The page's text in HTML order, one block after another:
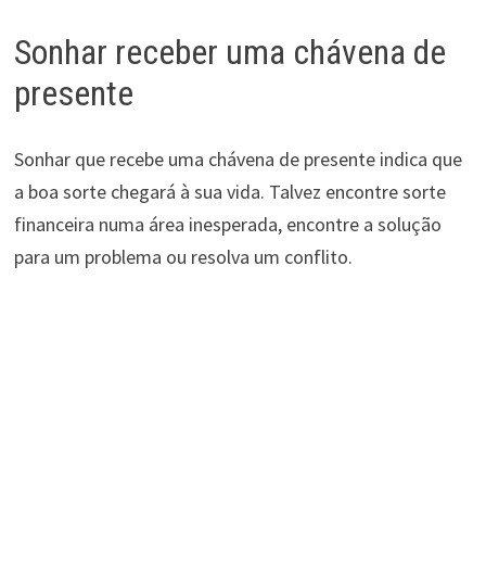
Sonhar receber uma chávena de
presente
Sonhar que recebe uma chávena de presente indica que
a boa sorte chegará à sua vida. Talvez encontre sorte
financeira numa área inesperada, encontre a solução
para um problema ou resolva um conflito.